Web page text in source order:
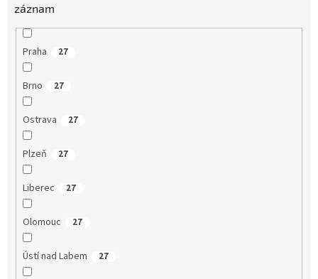
záznam
Praha 27
Brno 27
Ostrava 27
Plzeň 27
Liberec 27
Olomouc 27
Ústí nad Labem 27